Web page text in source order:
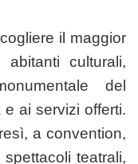
il maggior
culturali,
del
ai servizi offerti.
a convention,
teatrali,